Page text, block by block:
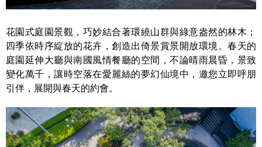
花園式庭園景觀，巧妙結合著環繞山群與綠意盎然的林木；
四季依時序綻放的花卉，創造出倚景賞景開放環境。春天的
庭園延伸大廳與南國風情餐廳的空間，不論晴雨晨昏，景致
變化萬千，讓時空落在愛麗絲的夢幻仙境中，邀您立即呼朋
引伴，展開與春天的約會。